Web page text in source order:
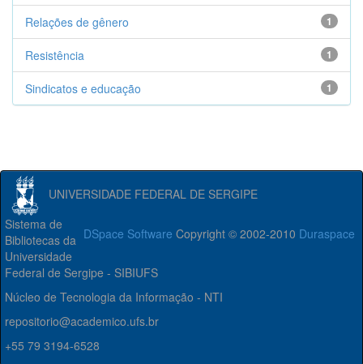
1
Relações de gênero
1
Resistência
1
Sindicatos e educação
UNIVERSIDADE FEDERAL DE SERGIPE
DSpace Software Copyright © 2002-2010 Duraspace
Sistema de
Bibliotecas da
Universidade
Federal de Sergipe - SIBIUFS
Núcleo de Tecnologia da Informação - NTI
repositorio@academico.ufs.br
+55 79 3194-6528